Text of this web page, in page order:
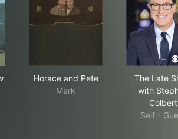
Horace and Pete
Mark
The Late
with
Colbert
Self -